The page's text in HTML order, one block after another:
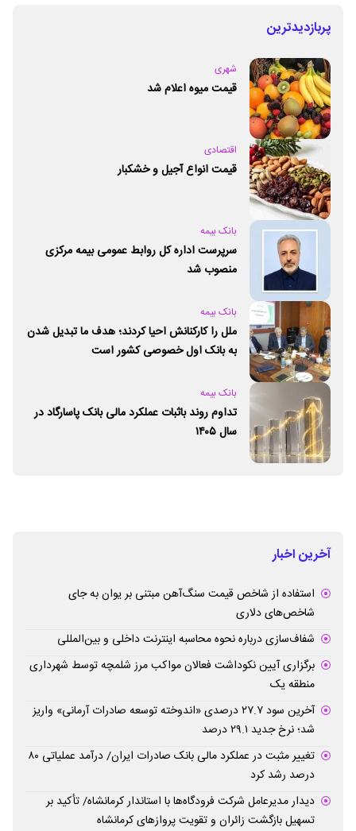
پربازدیدترین
شهری
قیمت میوه اعلام شد
اقتصادی
قیمت انواع آجیل و خشکبار
بانک بیمه
سرپرست اداره کل روابط عمومی بیمه مرکزی
منصوب شد
بانک بیمه
ملل را کارکنانش احیا کردند؛ هدف ما تبدیل شدن
به بانک اول خصوصی کشور است
بانک بیمه
تداوم روند باثبات عملکرد مالی بانک پاسارگاد در
سال ۱۴۰۵
آخرین اخبار
استفاده از شاخص قیمت سنگ‌آهن مبتنی بر یوان به جای
شاخص‌های دلاری
شفاف‌سازی درباره نحوه محاسبه اینترنت داخلی و بین‌المللی
برگزاری آیین نکوداشت فعالان مواکب مرز شلمچه توسط شهرداری
منطقه یک
آخرین سود ۲۷.۷ درصدی «اندوخته توسعه صادرات آرمانی» واریز
شد؛ نرخ جدید ۲۹.۱ درصد
تغییر مثبت در عملکرد مالی بانک صادرات ایران/ درآمد عملیاتی ۸۰
درصد رشد کرد
دیدار مدیرعامل شرکت فرودگاه‌ها با استاندار کرمانشاه/ تأکید بر
تسهیل بازگشت زائران و تقویت پروازهای کرمانشاه